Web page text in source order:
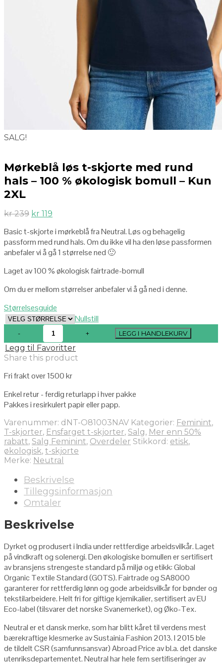
SALG!
Mørkeblå løs t-skjorte med rund
hals – 100 % økologisk bomull – Kun
2XL
kr239 kr 119
Basic t-skjorte i mørkeblå fra Neutral. Løs og behagelig
passform med rund hals. Om du ikke vil ha den løse passformen
anbefaler vi å gå 1 størrelse ned 🙂
Laget av 100 % økologisk fairtrade-bomull
Om du er mellom størrelser anbefaler vi å gå ned i denne.
Størrelsesguide
Nullstill
LEGG I HANDLEKURV
Legg til Favoritter
Share this product
Fri frakt over 1500 kr
Enkel retur - ferdig returlapp i hver pakke
Pakkes i resirkulert papir eller papp.
Varenummer: dNT-O81003NAV Kategorier: Feminint,
T-skjorter, Ensfarget t-skjorter, Salg, Mer enn 50%
rabatt, Salg Feminint, Overdeler Stikkord: etisk,
økologisk, t-skjorte
Merke: Neutral
Beskrivelse
Tilleggsinformasjon
Omtaler
Beskrivelse
Dyrket og produsert i India under rettferdige arbeidsvilkår. Laget
på vindkraft og solenergi. Den økologiske bomullen er sertifisert
av bransjens strengeste standard på miljø og etikk: Global
Organic Textile Standard (GOTS). Fairtrade og SA8000
garanterer for rettferdig lønn og gode arbeidsvilkår for bønder og
tekstilarbeidere. Helt fri for giftige kjemikalier, sertifisert av EU
Eco-label (tilsvarer det norske Svanemerket), og Øko-Tex.
Neutral er et dansk merke, som har blitt kåret til verdens mest
bærekraftige klesmerke av Sustainia Fashion 2013. I 2015 ble
de tildelt CSR (samfunnsansvar) Abroad Price av bl.a. det danske
utenriksdepartementet. Neutral har hele fem sertifiseringer av